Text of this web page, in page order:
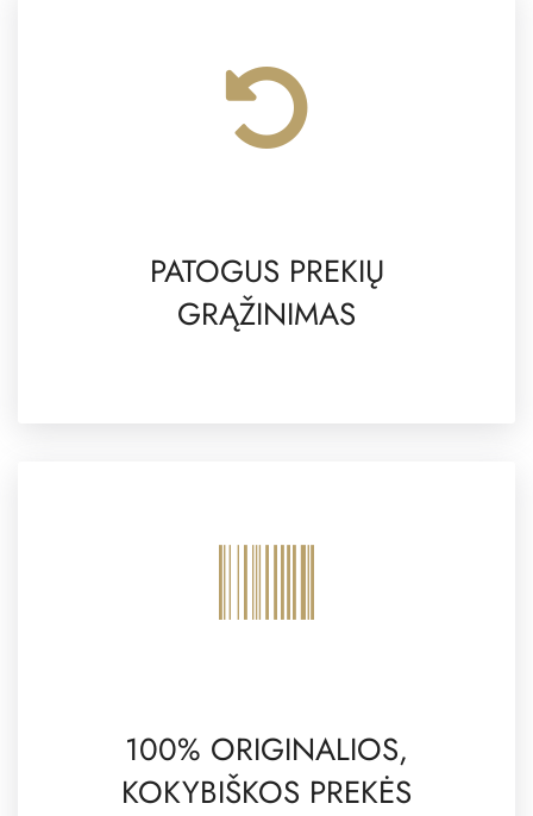
PATOGUS PREKIŲ
GRĄŽINIMAS
100% ORIGINALIOS,
KOKYBIŠKOS PREKĖS